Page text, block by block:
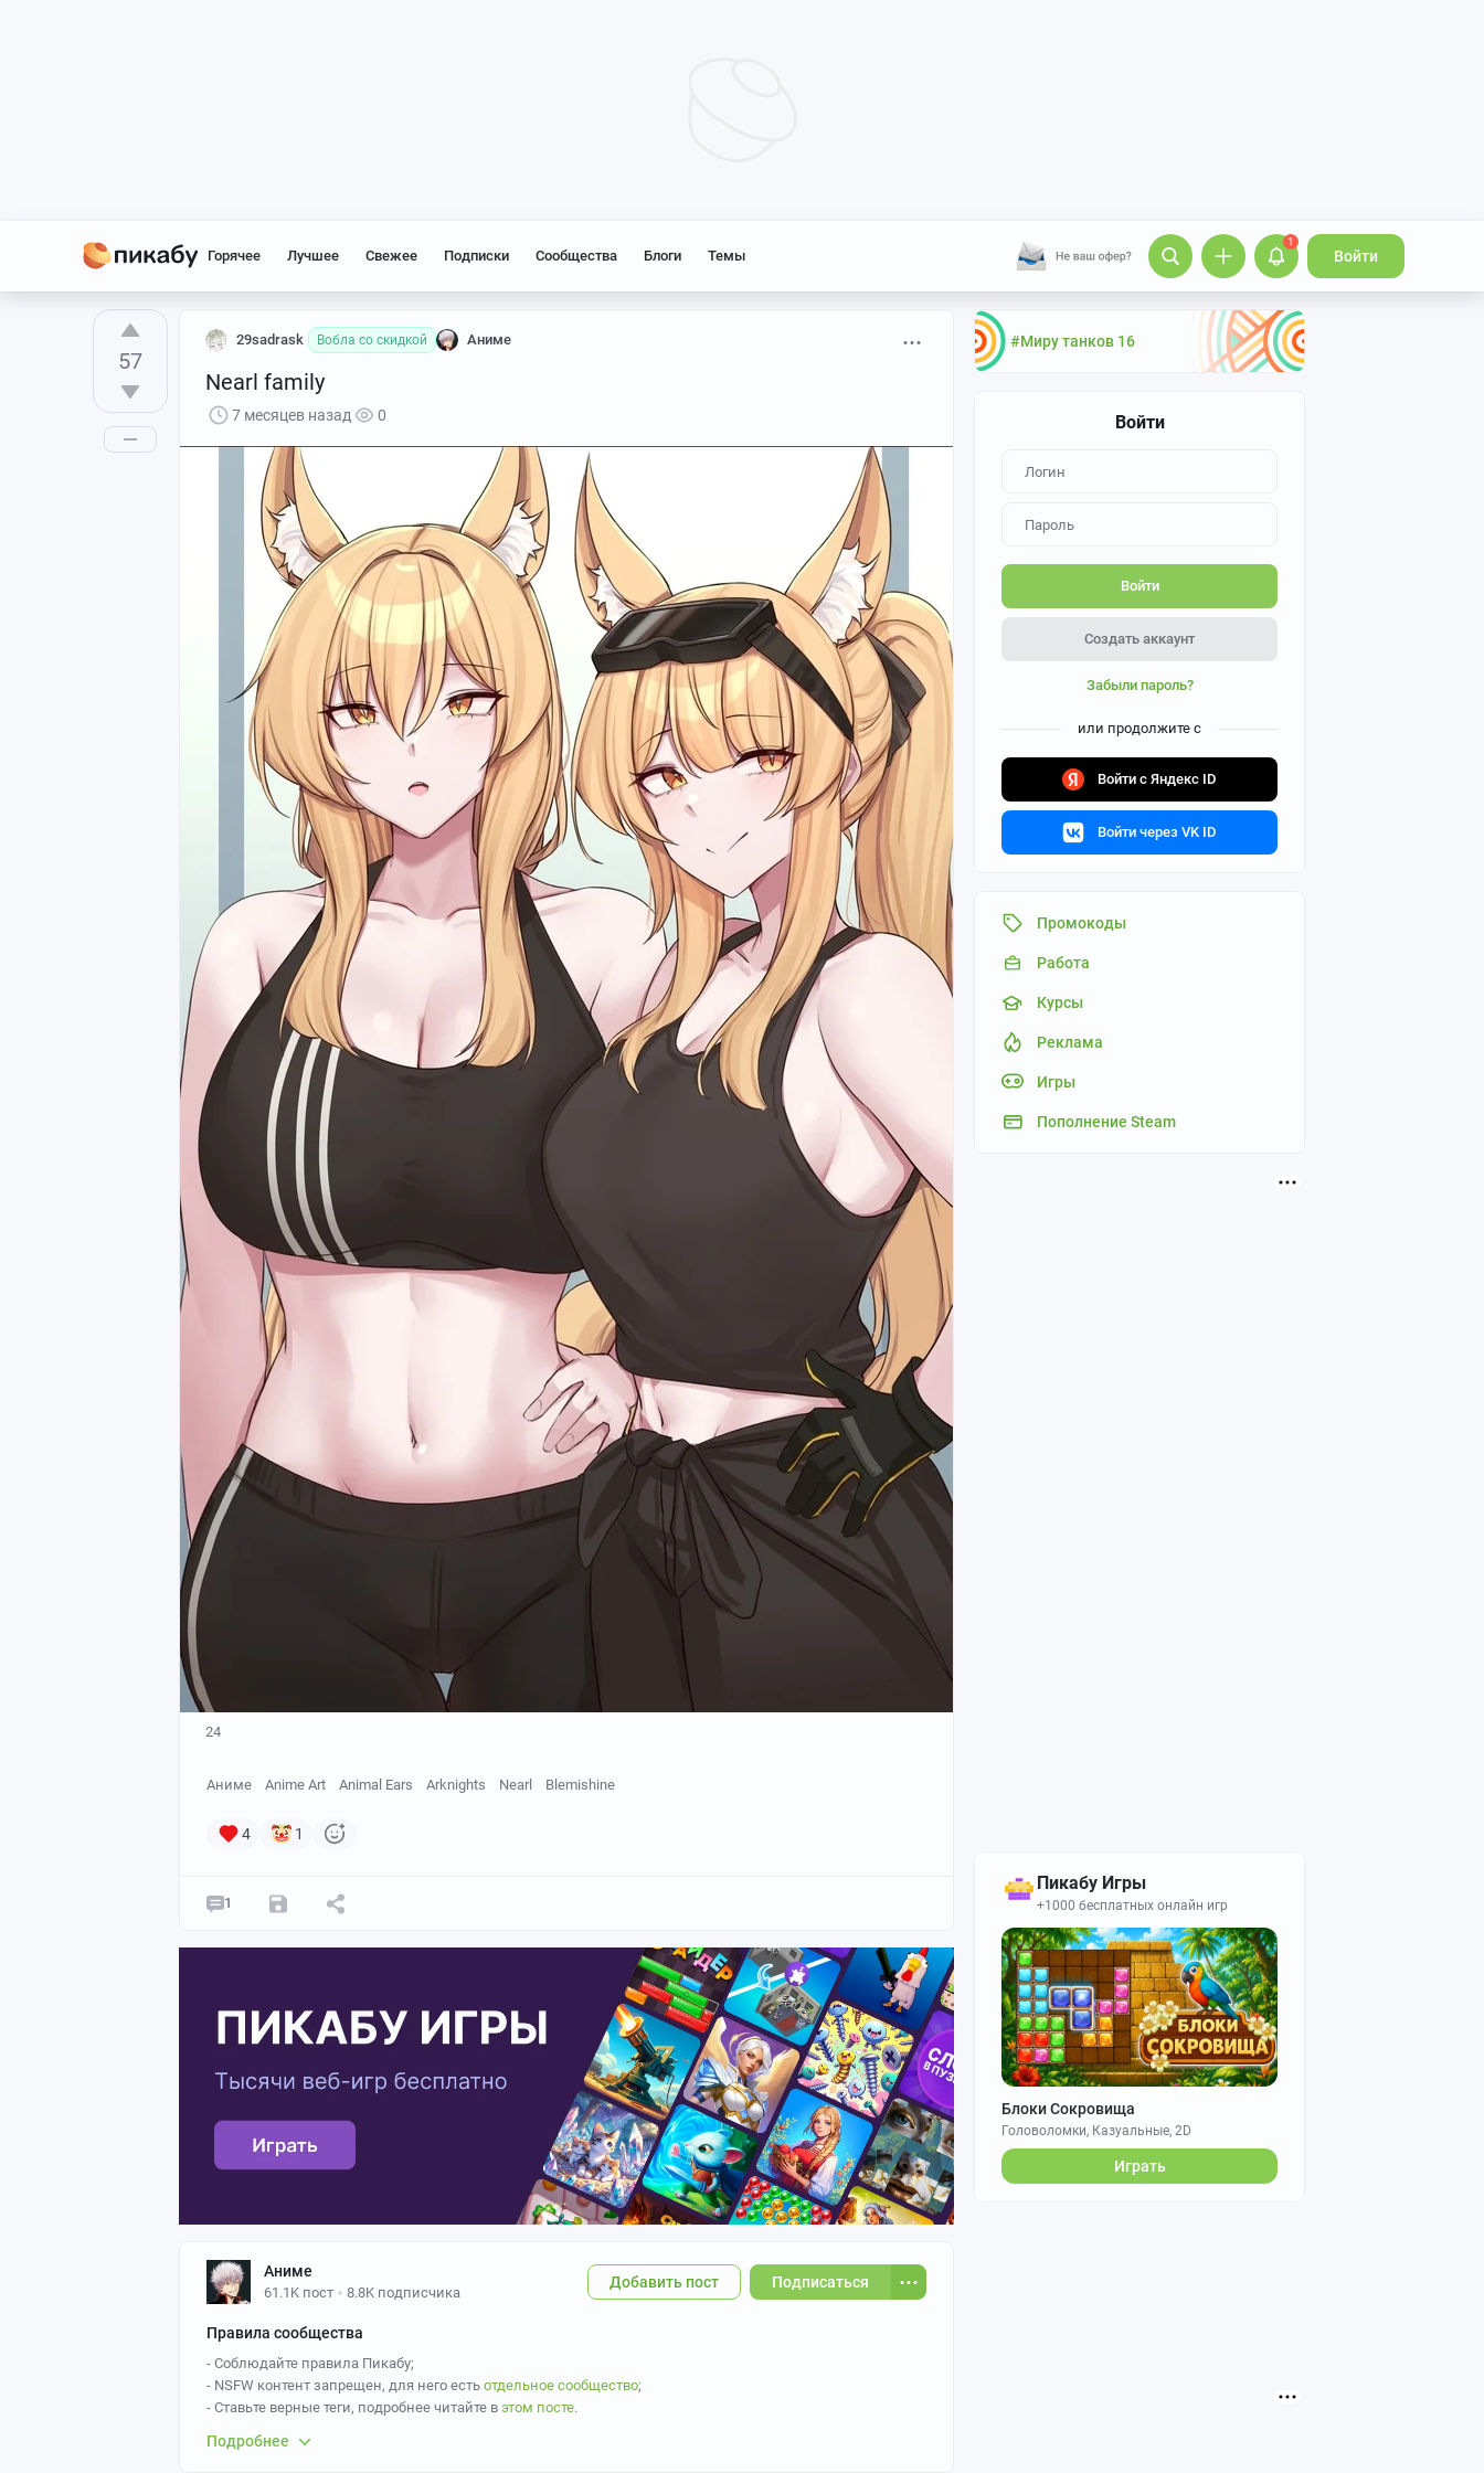
Горячее Лучшее Свежее Подписки Сообщества Блоги Темы
1
Войти
#Миру танков 16
Войти
Войти
Создать аккаунт
Забыли пароль?
или продолжите с
Войти с Яндекс ID
Войти через VK ID
Промокоды
Работа
Курсы
Реклама
Игры
Пополнение Steam
Пикабу Игры
+1000 бесплатных онлайн игр
Блоки Сокровища
Головоломки, Казуальные, 2D
Играть
57
29sadrask Вобла со скидкой Аниме
Nearl family
7 месяцев назад 0
24
Аниме Anime Art Animal Ears Arknights Nearl Blemishine
4 1
1
Аниме
61.1K пост 8.8K подписчика
Подписаться
Добавить пост
Правила сообщества
- Соблюдайте правила Пикабу;
- NSFW контент запрещен, для него есть отдельное сообщество;
- Ставьте верные теги, подробнее читайте в этом посте.
Так же желательно указывать персонажа и откуда он.
Подробнее